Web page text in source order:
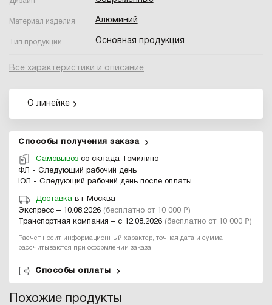
Материал изделия Алюминий
Тип продукции Основная продукция
Все характеристики и описание
О линейке
Способы получения заказа
Самовывоз со склада Томилино
ФЛ - Следующий рабочий день
ЮЛ - Следующий рабочий день после оплаты
Доставка в г Москва
Экспресс – 10.08.2026 (бесплатно от 10 000 ₽)
Транспортная компания – с 12.08.2026 (бесплатно от 10 000 ₽)
Расчет носит информационный характер, точная дата и сумма
рассчитываются при оформлении заказа.
Способы оплаты
Похожие продукты